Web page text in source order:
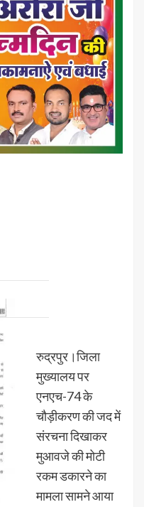
रुद्रपुर।जिला
मुख्यालय पर
एनएच-74 के
चौड़ीकरण की जद में
संरचना दिखाकर
मुआवजे की मोटी
रकम डकारने का
मामला सामने आया